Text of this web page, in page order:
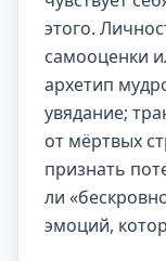
этого.
самооценки
архетип
увядание;
от мёртвых
признать
ли
эмоций,